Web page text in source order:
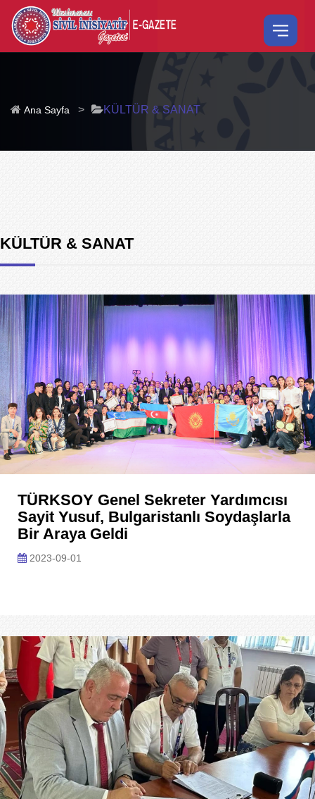
Ana Sayfa > KÜLTÜR & SANAT
KÜLTÜR & SANAT
TÜRKSOY Genel Sekreter Yardımcısı
Sayit Yusuf, Bulgaristanlı Soydaşlarla
Bir Araya Geldi
2023-09-01